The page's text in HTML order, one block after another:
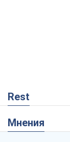
Rest
Мнения